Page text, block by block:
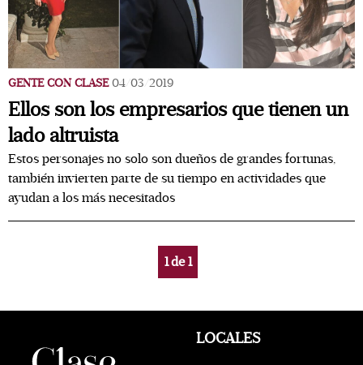
GENTE CON CLASE 04/03/2019
Ellos son los empresarios que tienen un
lado altruista
Estos personajes no solo son dueños de grandes fortunas,
también invierten parte de su tiempo en actividades que
ayudan a los más necesitados
1de1
LOCALES